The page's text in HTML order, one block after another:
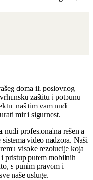
doma ili poslovnog
zaštitu i potpunu
naš tim vam nudi
mir i sigurnost.
nudi profesionalna rešenja
video nadzora. Naši
visoke rezolucije koja
pristup putem mobilnih
s punim pravom i
naše usluge.